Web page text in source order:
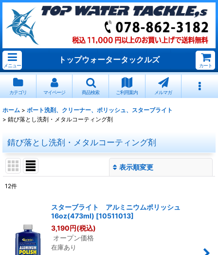
メニュー
トップウォータータックルズ
カート
カテゴリ マイページ 商品検索 ご利用案内 メルマガ
ホーム > ボート洗剤、クリーナー、ポリッシュ、スターブライト
> 錆び落とし洗剤・メタルコーティング剤
錆び落とし洗剤・メタルコーティング剤
表示順変更
12件
スターブライト アルミニウムポリッシュ
16oz(473ml) [10511013]
3,190円(税込)
オープン価格
在庫あり